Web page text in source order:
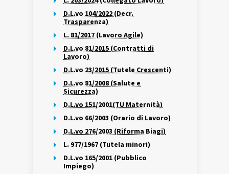
D.L.vo 104/2022 (Decr.
Trasparenza)
L. 81/2017 (Lavoro Agile)
D.L.vo 81/2015 (Contratti di
Lavoro)
D.L.vo 23/2015 (Tutele Crescenti)
D.L.vo 81/2008 (Salute e
Sicurezza)
D.L.vo 151/2001(TU Maternità)
D.L.vo 66/2003 (Orario di Lavoro)
D.L.vo 276/2003 (Riforma Biagi)
L. 977/1967 (Tutela minori)
D.L.vo 165/2001 (Pubblico
Impiego)